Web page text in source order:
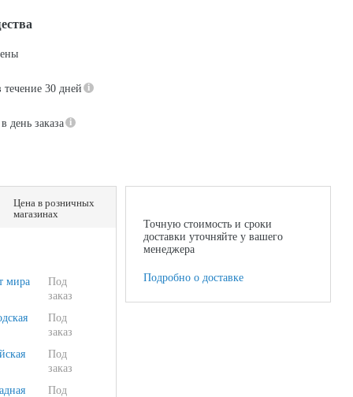
течение 30 дней
день заказа
Цена в розничных
магазинах
мира
Под
заказ
Под
заказ
Под
заказ
Под
Точную стоимость и сроки
доставки уточняйте у вашего
менеджера
Подробно о доставке